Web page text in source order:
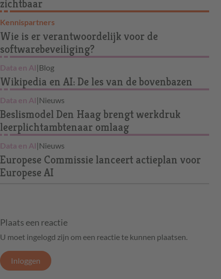
zichtbaar
Kennispartners
Wie is er verantwoordelijk voor de
softwarebeveiliging?
Data en AI |Blog
Wikipedia en AI: De les van de bovenbazen
Data en AI |Nieuws
Beslismodel Den Haag brengt werkdruk
leerplichtambtenaar omlaag
Data en AI |Nieuws
Europese Commissie lanceert actieplan voor
Europese AI
Plaats een reactie
U moet ingelogd zijn om een reactie te kunnen plaatsen.
Inloggen